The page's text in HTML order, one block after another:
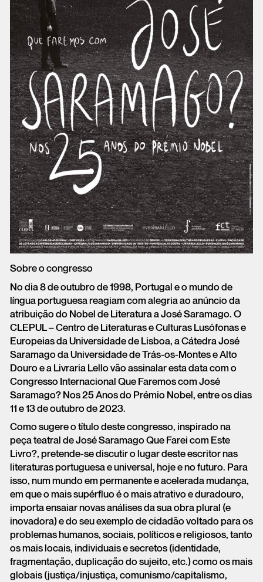
Sobre o congresso
No dia 8 de outubro de 1998, Portugal e o mundo de
língua portuguesa reagiam com alegria ao anúncio da
atribuição do Nobel de Literatura a José Saramago. O
CLEPUL – Centro de Literaturas e Culturas Lusófonas e
Europeias da Universidade de Lisboa, a Cátedra José
Saramago da Universidade de Trás-os-Montes e Alto
Douro e a Livraria Lello vão assinalar esta data com o
Congresso Internacional Que Faremos com José
Saramago? Nos 25 Anos do Prémio Nobel, entre os dias
11 e 13 de outubro de 2023.
Como sugere o título deste congresso, inspirado na
peça teatral de José Saramago Que Farei com Este
Livro?, pretende-se discutir o lugar deste escritor nas
literaturas portuguesa e universal, hoje e no futuro. Para
isso, num mundo em permanente e acelerada mudança,
em que o mais supérfluo é o mais atrativo e duradouro,
importa ensaiar novas análises da sua obra plural (e
inovadora) e do seu exemplo de cidadão voltado para os
problemas humanos, sociais, políticos e religiosos, tanto
os mais locais, individuais e secretos (identidade,
fragmentação, duplicação do sujeito, etc.) como os mais
globais (justiça/injustiça, comunismo/capitalismo,